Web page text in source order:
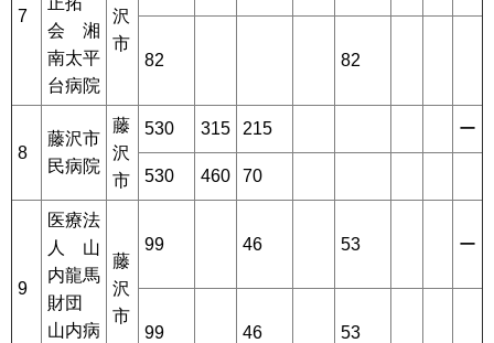
7
会 湘
南太平
台病院
沢
市
82 82
8
藤沢市
民病院
藤
沢
市
530 315 215 ー
530 460 70
9
医療法
人 山
内龍馬
財団
山内病
藤
沢
市
99 46 53 ー
99 46 53